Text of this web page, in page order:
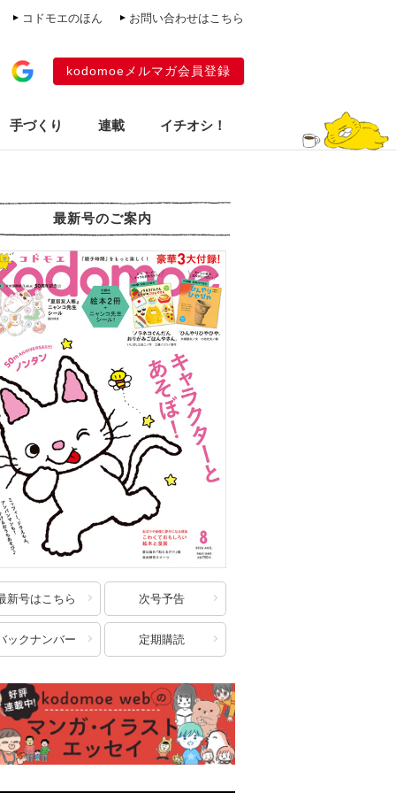
コドモエのほん お問い合わせはこちら
kodomoeメルマガ会員登録
手づくり 連載 イチオシ！
最新号のご案内
新号はこちら 次号予告
ックナンバー 定期購読